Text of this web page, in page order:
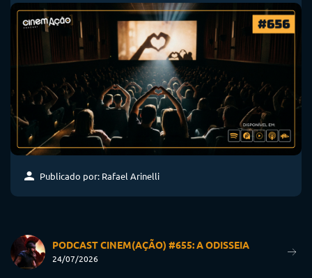
Publicado por: Rafael Arinelli
PODCAST CINEM(AÇÃO) #655: A ODISSEIA
24/07/2026